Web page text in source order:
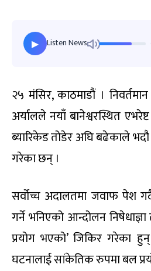
▶ Listen News
२५ मंसिर, काठमाडौं ।
अर्यालले नयाँ बानेश्वरस्थित
ब्यारिकेड तोडेर अघि बढेकाले
गरेका छन् ।
सर्वोच्च अदालतमा जवाफ पेश
गर्ने भनिएको आन्दोलन
प्रयोग भएको’ जिकिर गरेका
घटनालाई सांकेतिक रुपमा बल